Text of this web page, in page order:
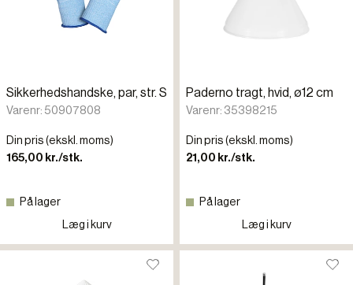
Sikkerhedshandske, par, str. S
Varenr: 50907808
Din pris (ekskl. moms)
165,00 kr./stk.
På lager
Læg i kurv
Paderno tragt, hvid, ø12 cm
Varenr: 35398215
Din pris (ekskl. moms)
21,00 kr./stk.
På lager
Læg i kurv